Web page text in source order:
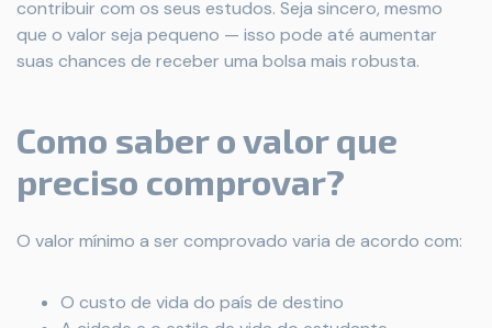
contribuir com os seus estudos. Seja sincero, mesmo
que o valor seja pequeno — isso pode até aumentar
suas chances de receber uma bolsa mais robusta.
Como saber o valor que
preciso comprovar?
O valor mínimo a ser comprovado varia de acordo com:
O custo de vida do país de destino